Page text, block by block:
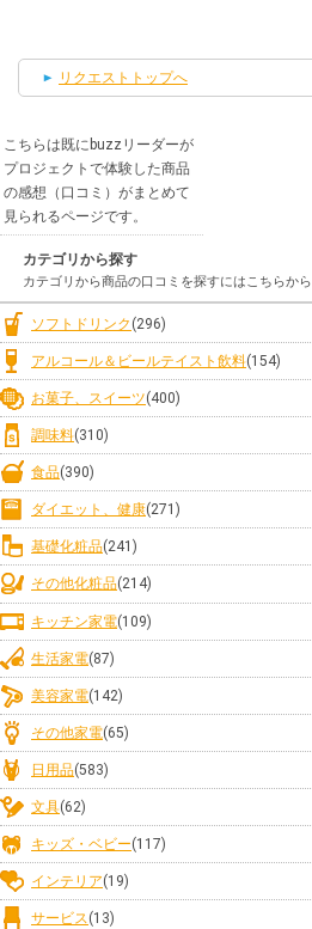
リクエストトップへ
こちらは既にbuzzリーダーが
プロジェクトで体験した商品
の感想（口コミ）がまとめて
見られるページです。
カテゴリから探す
カテゴリから商品の口コミを探すにはこちらから
ソフトドリンク (296)
アルコール＆ビールテイスト飲料(154)
お菓子、スイーツ(400)
調味料(310)
食品(390)
ダイエット、健康(271)
基礎化粧品(241)
その他化粧品(214)
キッチン家電(109)
生活家電(87)
美容家電(142)
その他家電(65)
日用品(583)
文具(62)
キッズ・ベビー(117)
インテリア(19)
サービス(13)